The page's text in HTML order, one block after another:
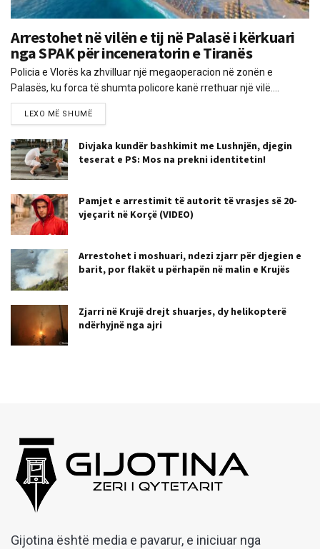
Arrestohet në vilën e tij në Palasë i kërkuari
nga SPAK për inceneratorin e Tiranës
Policia e Vlorës ka zhvilluar një megaoperacion në zonën e
Palasës, ku forca të shumta policore kanë rrethuar një vilë....
LEXO MË SHUMË
Divjaka kundër bashkimit me Lushnjën, djegin
teserat e PS: Mos na prekni identitetin!
Pamjet e arrestimit të autorit të vrasjes së 20-
vjeçarit në Korçë (VIDEO)
Arrestohet i moshuari, ndezi zjarr për djegien e
barit, por flakët u përhapën në malin e Krujës
Zjarri në Krujë drejt shuarjes, dy helikopterë
ndërhyjnë nga ajri
Gijotina është media e pavarur, e iniciuar nga